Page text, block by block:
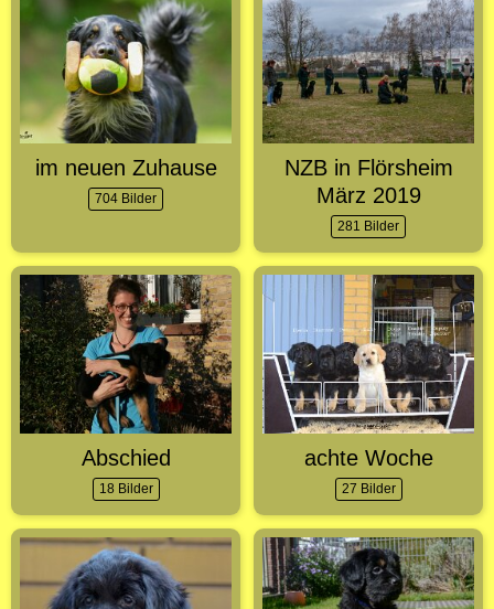
im neuen Zuhause
704 Bilder
NZB in Flörsheim
März 2019
281 Bilder
Abschied
18 Bilder
achte Woche
27 Bilder